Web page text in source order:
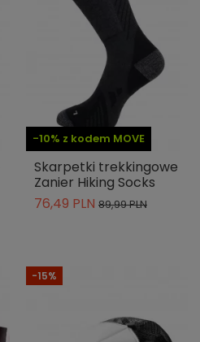
-10% z kodem MOVE
Skarpetki trekkingowe
Zanier Hiking Socks
76,49 PLN 89,99 PLN
-15%